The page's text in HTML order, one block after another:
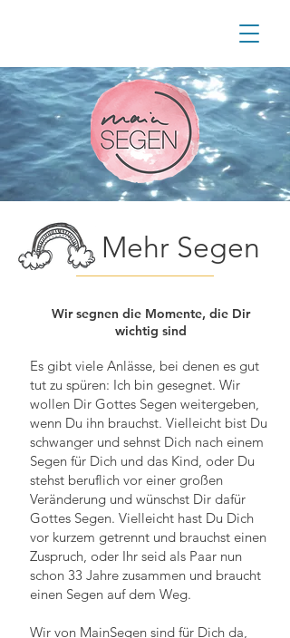
Mehr Segen
Wir segnen die Momente, die Dir
wichtig sind
Es gibt viele Anlässe, bei denen es gut
tut zu spüren: Ich bin gesegnet. Wir
wollen Dir Gottes Segen weitergeben,
wenn Du ihn brauchst. Vielleicht bist Du
schwanger und sehnst Dich nach einem
Segen für Dich und das Kind, oder Du
stehst beruflich vor einer großen
Veränderung und wünschst Dir dafür
Gottes Segen. Vielleicht hast Du Dich
vor kurzem getrennt und brauchst einen
Zuspruch, oder Ihr seid als Paar nun
schon 33 Jahre zusammen und braucht
einen Segen auf dem Weg.
Wir von MainSegen sind für Dich da,